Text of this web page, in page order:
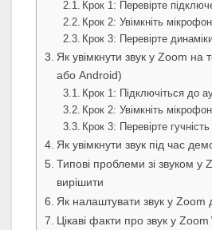
Крок 1: Перевірте
Крок 2: Увімкніть мікрофон
Крок 3: Перевірте
Як увімкнути звук у Zoom на
або Android)
Крок 1: Підключіться до
Крок 2: Увімкніть мікрофон
Крок 3: Перевірте гучність
Як увімкнути звук під час
Типові проблеми зі звуком у
вирішити
Як налаштувати звук у Zoom
Цікаві факти про звук у Zoom